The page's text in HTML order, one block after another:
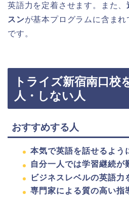
英語力を定着させます。また、
スンが基本プログラムに含ま
です。
トライズ新宿南口校
人・しない人
おすすめする人
本気で英語を話せるよう
自分一人では学習継続が
ビジネスレベルの英語力
専門家による質の高い指